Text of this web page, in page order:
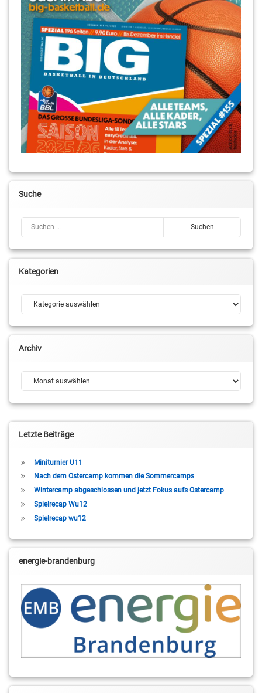
Suche
Kategorien
Archiv
Letzte Beiträge
Miniturnier U11
Nach dem Ostercamp kommen die Sommercamps
Wintercamp abgeschlossen und jetzt Fokus aufs Ostercamp
Spielrecap Wu12
Spielrecap wu12
energie-brandenburg